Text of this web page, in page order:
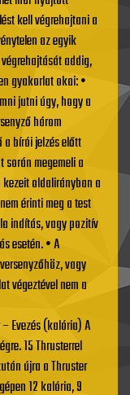
kell végrehajtani a
az egyik
addig,
gyakorlat okai: •
jutni úgy, hogy a
három
a bírói jelzés előtt
megemeli a
oldalirányban a
érinti meg a test
indítás, vagy pozitív
esetén. • A
vagy
végeztével nem a
Evezés (kalória) A
15 Thrusterrel
újra a Thruster
12 kalória, 9